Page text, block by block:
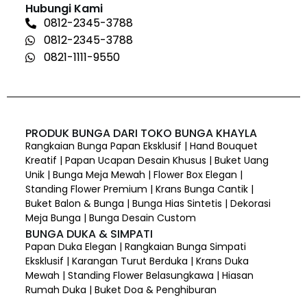
Hubungi Kami
0812-2345-3788
0812-2345-3788
0821-1111-9550
PRODUK BUNGA DARI TOKO BUNGA KHAYLA
Rangkaian Bunga Papan Eksklusif | Hand Bouquet
Kreatif | Papan Ucapan Desain Khusus | Buket Uang
Unik | Bunga Meja Mewah | Flower Box Elegan |
Standing Flower Premium | Krans Bunga Cantik |
Buket Balon & Bunga | Bunga Hias Sintetis | Dekorasi
Meja Bunga | Bunga Desain Custom
BUNGA DUKA & SIMPATI
Papan Duka Elegan | Rangkaian Bunga Simpati
Eksklusif | Karangan Turut Berduka | Krans Duka
Mewah | Standing Flower Belasungkawa | Hiasan
Rumah Duka | Buket Doa & Penghiburan